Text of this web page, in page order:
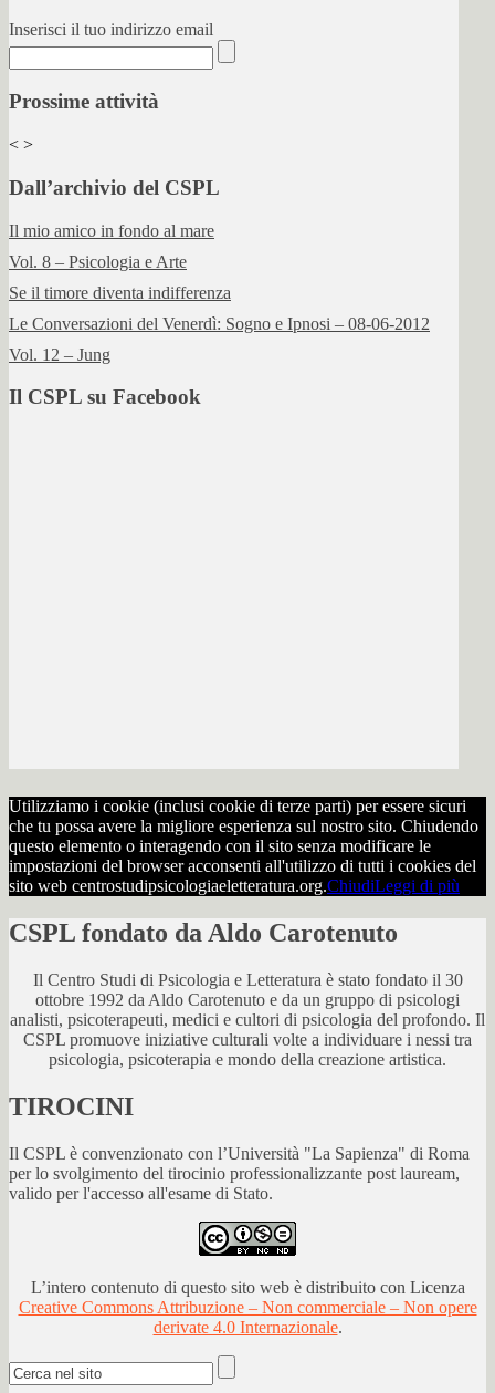
Inserisci il tuo indirizzo email
Prossime attività
< >
Dall’archivio del CSPL
Il mio amico in fondo al mare
Vol. 8 – Psicologia e Arte
Se il timore diventa indifferenza
Le Conversazioni del Venerdì: Sogno e Ipnosi – 08-06-2012
Vol. 12 – Jung
Il CSPL su Facebook
Utilizziamo i cookie (inclusi cookie di terze parti) per essere sicuri
che tu possa avere la migliore esperienza sul nostro sito. Chiudendo
questo elemento o interagendo con il sito senza modificare le
impostazioni del browser acconsenti all'utilizzo di tutti i cookies del
sito web centrostudipsicologiaeletteratura.org.ChiudiLeggi di più
CSPL fondato da Aldo Carotenuto
Il Centro Studi di Psicologia e Letteratura è stato fondato il 30
ottobre 1992 da Aldo Carotenuto e da un gruppo di psicologi
analisti, psicoterapeuti, medici e cultori di psicologia del profondo. Il
CSPL promuove iniziative culturali volte a individuare i nessi tra
psicologia, psicoterapia e mondo della creazione artistica.
TIROCINI
Il CSPL è convenzionato con l’Università "La Sapienza" di Roma
per lo svolgimento del tirocinio professionalizzante post lauream,
valido per l'accesso all'esame di Stato.
L’intero contenuto di questo sito web è distribuito con Licenza
Creative Commons Attribuzione – Non commerciale – Non opere
derivate 4.0 Internazionale.